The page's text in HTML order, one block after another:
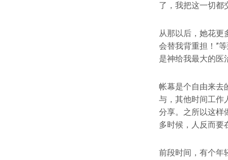
了，我把这一切都
从那以后，她花更
会替我背重担！”
是神给我最大的医
帐幕是个自由来去
与，其他时间工作
分享。之所以这样
多时候，人反而要
前段时间，有个年